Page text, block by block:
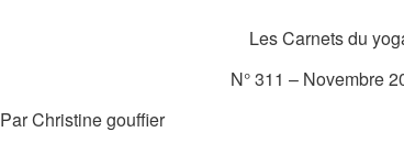
Les Carnets du
N° 311 – Novembre
Par Christine gouffier